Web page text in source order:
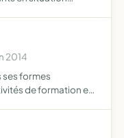
2014
formes
de formation et